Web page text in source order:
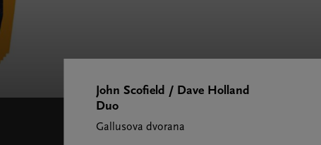
John Scofield / Dave Holland
Duo
Gallusova dvorana